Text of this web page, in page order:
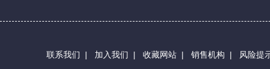
联系我们 | 加入我们 | 收藏网站 | 销售机构 | 风险提